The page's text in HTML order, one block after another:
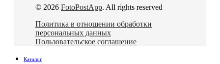
© 2026 FotoPostApp. All rights reserved
Политика в отношении обработки
персональных данных
Пользовательское соглашение
Каталог